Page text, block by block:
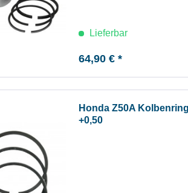
Lieferbar
64,90 € *
Honda Z50A
+0,50